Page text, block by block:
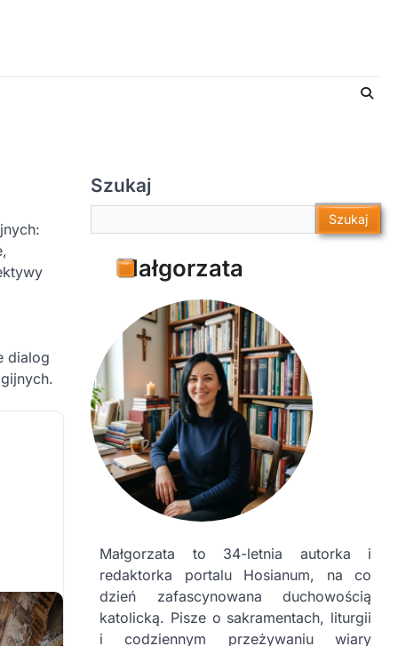
dialog
Szukaj
Szukaj
Małgorzata
Małgorzata to 34-letnia autorka i
redaktorka portalu Hosianum, na co
dzień zafascynowana duchowością
katolicką. Pisze o sakramentach, liturgii
i codziennym przeżywaniu wiary